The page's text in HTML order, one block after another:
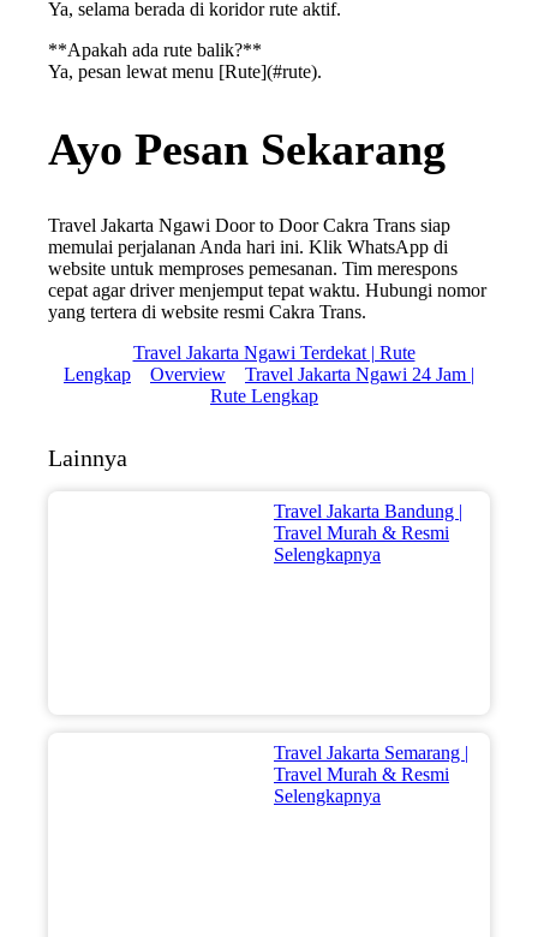
Ya, selama berada di koridor rute aktif.
**Apakah ada rute balik?**
Ya, pesan lewat menu [Rute](#rute).
Ayo Pesan Sekarang
Travel Jakarta Ngawi Door to Door Cakra Trans siap
memulai perjalanan Anda hari ini. Klik WhatsApp di
website untuk memproses pemesanan. Tim merespons
cepat agar driver menjemput tepat waktu. Hubungi nomor
yang tertera di website resmi Cakra Trans.
Travel Jakarta Ngawi Terdekat | Rute
Lengkap
Overview
Travel Jakarta Ngawi 24 Jam |
Rute Lengkap
Lainnya
Travel Jakarta Bandung |
Travel Murah & Resmi
Selengkapnya
Travel Jakarta Semarang |
Travel Murah & Resmi
Selengkapnya